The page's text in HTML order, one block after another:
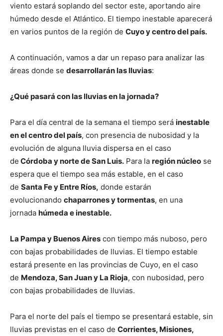
que
se
ve…
viento estará soplando del sector este, aportando aire
húmedo desde el Atlántico. El tiempo inestable aparecerá
en varios puntos de la región de Cuyo y centro del país.
A continuación, vamos a dar un repaso para analizar las
áreas donde se desarrollarán las lluvias:
¿Qué pasará con las lluvias en la jornada?
Para el día central de la semana el tiempo será inestable
en el centro del país, con presencia de nubosidad y la
evolución de alguna lluvia dispersa en el caso
de Córdoba y norte de San Luis. Para la región núcleo se
espera que el tiempo sea más estable, en el caso
de Santa Fe y Entre Ríos, donde estarán
evolucionando chaparrones y tormentas, en una
jornada húmeda e inestable.
La Pampa y Buenos Aires con tiempo más nuboso, pero
con bajas probabilidades de lluvias. El tiempo estable
estará presente en las provincias de Cuyo, en el caso
de Mendoza, San Juan y La Rioja, con nubosidad, pero
con bajas probabilidades de lluvias.
Para el norte del país el tiempo se presentará estable, sin
lluvias previstas en el caso de Corrientes, Misiones,